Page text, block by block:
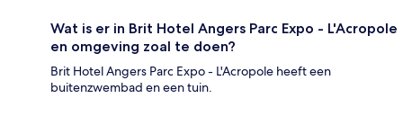
Wat is er in Brit Hotel Angers Parc Expo - L'Acropole
en omgeving zoal te doen?
Brit Hotel Angers Parc Expo - L'Acropole heeft een
buitenzwembad en een tuin.